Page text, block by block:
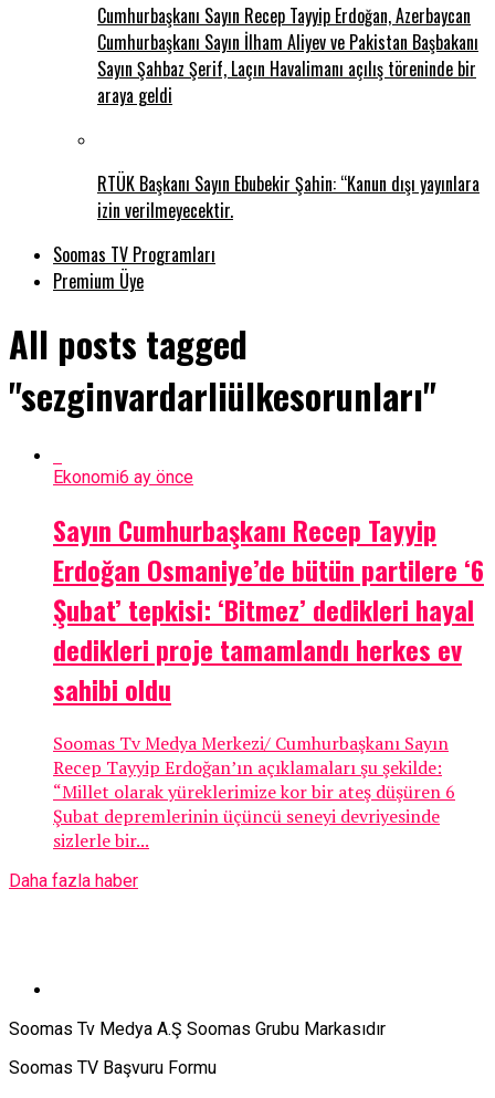
Cumhurbaşkanı Sayın Recep Tayyip Erdoğan, Azerbaycan
Cumhurbaşkanı Sayın İlham Aliyev ve Pakistan Başbakanı
Sayın Şahbaz Şerif, Laçın Havalimanı açılış töreninde bir
araya geldi
RTÜK Başkanı Sayın Ebubekir Şahin: “Kanun dışı yayınlara
izin verilmeyecektir.
Soomas TV Programları
Premium Üye
All posts tagged
"sezginvardarliülkesorunları"
Ekonomi6 ay önce
Sayın Cumhurbaşkanı Recep Tayyip
Erdoğan Osmaniye’de bütün partilere ‘6
Şubat’ tepkisi: ‘Bitmez’ dedikleri hayal
dedikleri proje tamamlandı herkes ev
sahibi oldu
Soomas Tv Medya Merkezi/ Cumhurbaşkanı Sayın
Recep Tayyip Erdoğan’ın açıklamaları şu şekilde:
“Millet olarak yüreklerimize kor bir ateş düşüren 6
Şubat depremlerinin üçüncü seneyi devriyesinde
sizlerle bir...
Daha fazla haber
Soomas Tv Medya A.Ş Soomas Grubu Markasıdır
Soomas TV Başvuru Formu